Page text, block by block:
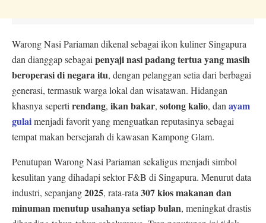
Warong Nasi Pariaman dikenal sebagai ikon kuliner Singapura
dan dianggap sebagai penyaji nasi padang tertua yang masih
beroperasi di negara itu, dengan pelanggan setia dari berbagai
generasi, termasuk warga lokal dan wisatawan. Hidangan
khasnya seperti rendang, ikan bakar, sotong kalio, dan ayam
gulaimenjadi favorit yang menguatkan reputasinya sebagai
tempat makan bersejarah di kawasan Kampong Glam.
Penutupan Warong Nasi Pariaman sekaligus menjadi simbol
kesulitan yang dihadapi sektor F&B di Singapura. Menurut data
industri, sepanjang2025, rata-rata 307 kios makanan dan
minuman menutup usahanya setiap bulan, meningkat drastis